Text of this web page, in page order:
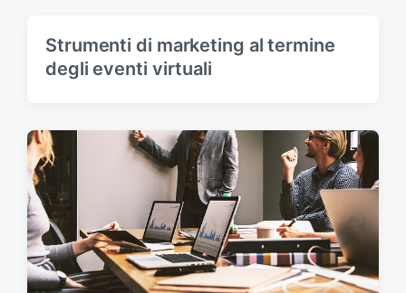
Strumenti di marketing al termine
degli eventi virtuali